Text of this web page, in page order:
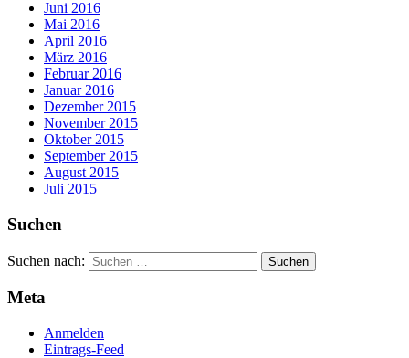
Juni 2016
Mai 2016
April 2016
März 2016
Februar 2016
Januar 2016
Dezember 2015
November 2015
Oktober 2015
September 2015
August 2015
Juli 2015
Suchen
Suchen nach:
Meta
Anmelden
Eintrags-Feed